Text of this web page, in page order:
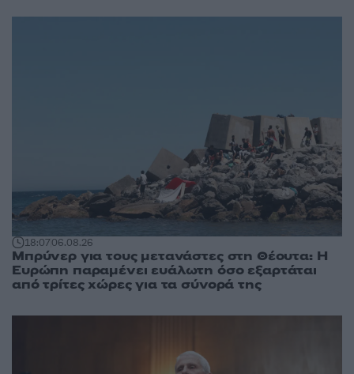
18:0706.08.26
Μπρύνερ για τους μετανάστες στη Θέουτα: Η
Ευρώπη παραμένει ευάλωτη όσο εξαρτάται
από τρίτες χώρες για τα σύνορά της